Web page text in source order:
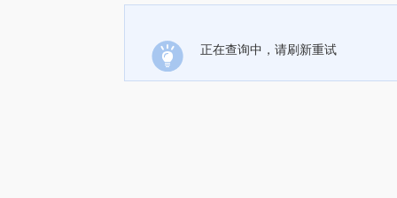
正在查询中，请刷新重试